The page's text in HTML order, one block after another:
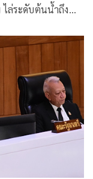
ล่ระดับต้นน้ำถึง
ะเทศหลุดกับดักราย
“นอมินี – ทุนเทา”
งใส